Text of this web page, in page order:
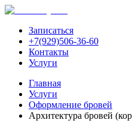
Записаться
+7(929)506-36-60
Контакты
Услуги
Главная
Услуги
Оформление бровей
Архитектура бровей